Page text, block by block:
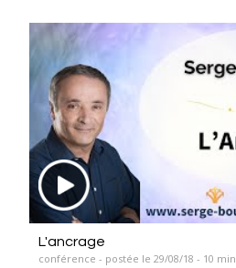
L'ancrage
conférence - postée le 29/08/18 - 10 min